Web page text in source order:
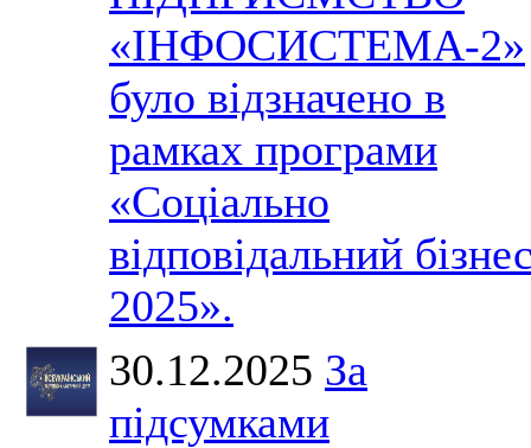
«ІНФОСИСТЕМА-2»
було відзначено в
рамках програми
«Соціально
відповідальний
2025».
30.12.2025 За
підсумками